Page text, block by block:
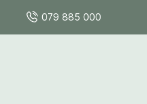
079 885 000